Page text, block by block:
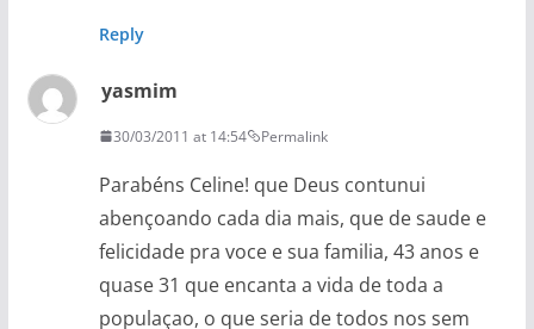
Reply
yasmim
30/03/2011 at 14:54 Permalink
Parabéns Celine! que Deus contunui
abençoando cada dia mais, que de saude e
felicidade pra voce e sua familia, 43 anos e
quase 31 que encanta a vida de toda a
populaçao, o que seria de todos nos sem